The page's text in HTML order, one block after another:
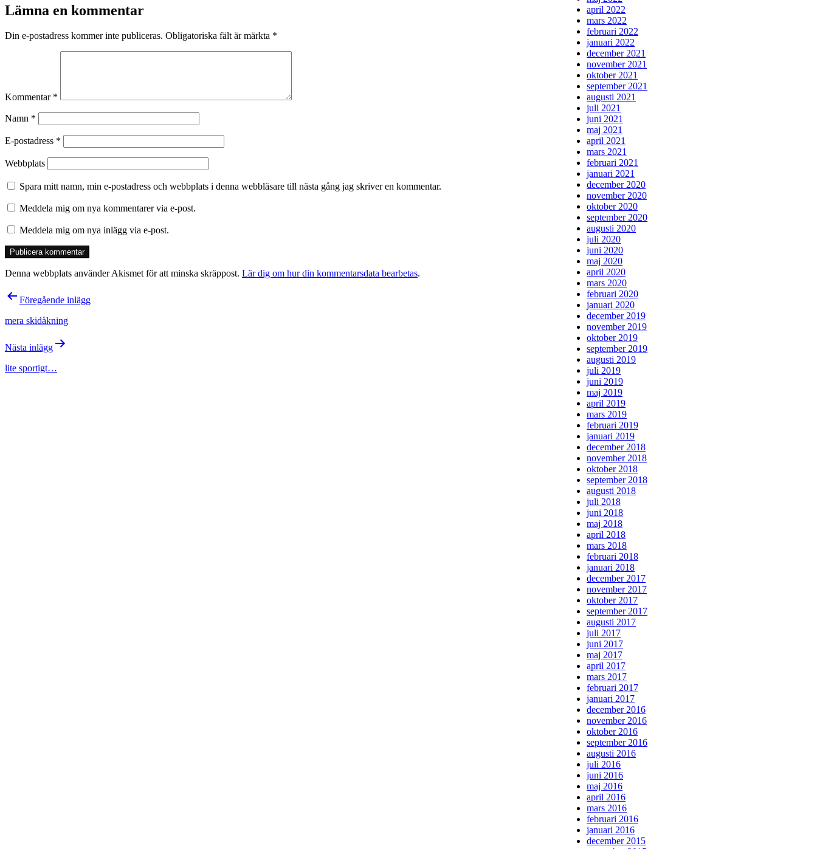
Lämna en kommentar
Din e-postadress kommer inte publiceras. Obligatoriska fält är märkta *
Kommentar *
Namn *
E-postadress *
Webbplats
Spara mitt namn, min e-postadress och webbplats i denna webbläsare till nästa gång jag skriver en kommentar.
Meddela mig om nya kommentarer via e-post.
Meddela mig om nya inlägg via e-post.
Denna webbplats använder Akismet för att minska skräppost. Lär dig om hur din kommentarsdata bearbetas.
Inläggsnavigering
Föregående inlägg
mera skidåkning
Nästa inlägg
lite sportigt…
april 2022
mars 2022
februari 2022
januari 2022
december 2021
november 2021
oktober 2021
september 2021
augusti 2021
juli 2021
juni 2021
maj 2021
april 2021
mars 2021
februari 2021
januari 2021
december 2020
november 2020
oktober 2020
september 2020
augusti 2020
juli 2020
juni 2020
maj 2020
april 2020
mars 2020
februari 2020
januari 2020
december 2019
november 2019
oktober 2019
september 2019
augusti 2019
juli 2019
juni 2019
maj 2019
april 2019
mars 2019
februari 2019
januari 2019
december 2018
november 2018
oktober 2018
september 2018
augusti 2018
juli 2018
juni 2018
maj 2018
april 2018
mars 2018
februari 2018
januari 2018
december 2017
november 2017
oktober 2017
september 2017
augusti 2017
juli 2017
juni 2017
maj 2017
april 2017
mars 2017
februari 2017
januari 2017
december 2016
november 2016
oktober 2016
september 2016
augusti 2016
juli 2016
juni 2016
maj 2016
april 2016
mars 2016
februari 2016
januari 2016
december 2015